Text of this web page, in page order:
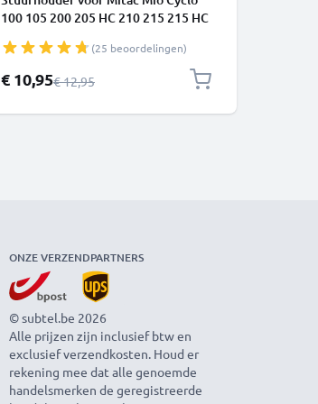
100 105 200 205 HC 210 215 215 HC
bevestiging navigatie standaard
stuurbevestiging
(25 beoordelingen)
Speciale prijs
€ 10,95Normale prijs
€ 12,95
ONZE VERZENDPARTNERS
© subtel.be 2026
Alle prijzen zijn inclusief btw en
exclusief verzendkosten. Houd er
rekening mee dat alle genoemde
handelsmerken de geregistreerde